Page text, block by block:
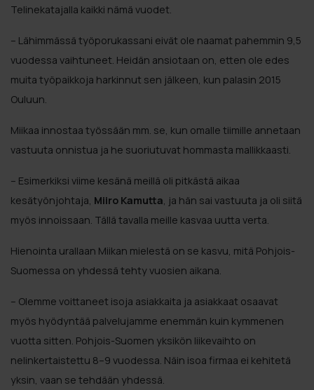
Telinekatajalla kaikki nämä vuodet.
– Lähimmässä työporukassani eivät ole naamat pahemmin 9,5
vuodessa vaihtuneet. Heidän ansiotaan on, etten ole edes
muita työpaikkoja harkinnut sen jälkeen, kun palasin 2015
Ouluun.
Miikaa innostaa työssään mm. se, kun omalle tiimille annetaan
vastuuta onnistua ja he suoriutuvat hommasta mallikkaasti.
– Esimerkiksi viime kesänä meillä oli pitkästä aikaa
kesätyönjohtaja, Miiro Kamutta, ja hän sai vastuuta ja oli siitä
myös innoissaan. Tällä tavalla meille kasvaa uutta verta.
Hienointa urallaan Miikan mielestä on se kasvu, mitä Pohjois-
Suomessa on yhdessä tehty vuosien aikana.
– Olemme voittaneet isoja asiakkaita ja asiakkaat osaavat
myös hyödyntää palvelujamme enemmän kuin kymmenen
vuotta sitten. Pohjois-Suomen yksikön liikevaihto on
nelinkertaistettu 8–9 vuodessa. Näin isoa firmaa ei kehitetä
yksin, vaan se tehdään yhdessä.